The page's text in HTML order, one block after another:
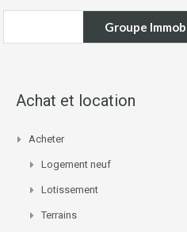
Groupe
Achat et location
Acheter
Logement neuf
Lotissement
Terrains